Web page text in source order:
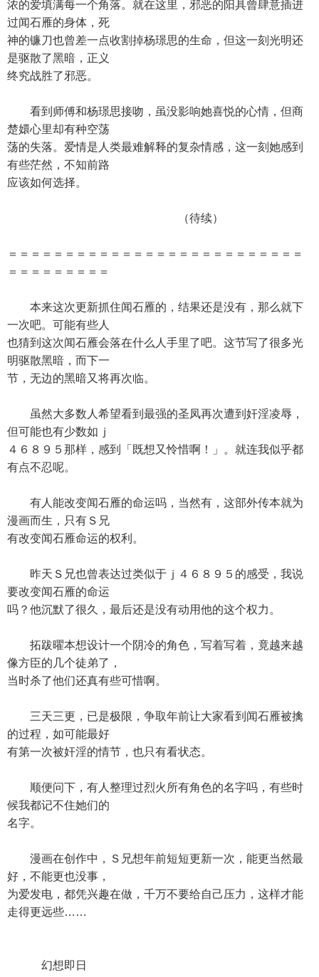
浓的爱填满每一个角落。就在这里，邪恶的阳具曾肆意插进
过闻石雁的身体，死
神的镰刀也曾差一点收割掉杨璟思的生命，但这一刻光明还
是驱散了黑暗，正义
终究战胜了邪恶。
看到师傅和杨璟思接吻，虽没影响她喜悦的心情，但商
楚嬛心里却有种空荡
荡的失落。爱情是人类最难解释的复杂情感，这一刻她感到
有些茫然，不知前路
应该如何选择。
（待续）
＝＝＝＝＝＝＝＝＝＝＝＝＝＝＝＝＝＝＝＝＝＝＝＝＝＝
＝＝＝＝＝＝＝＝＝
本来这次更新抓住闻石雁的，结果还是没有，那么就下
一次吧。可能有些人
也猜到这次闻石雁会落在什么人手里了吧。这节写了很多光
明驱散黑暗，而下一
节，无边的黑暗又将再次临。
虽然大多数人希望看到最强的圣凤再次遭到奸淫凌辱，
但可能也有少数如ｊ
４６８９５那样，感到「既想又怜惜啊！」。就连我似乎都
有点不忍呢。
有人能改变闻石雁的命运吗，当然有，这部外传本就为
漫画而生，只有Ｓ兄
有改变闻石雁命运的权利。
昨天Ｓ兄也曾表达过类似于ｊ４６８９５的感受，我说
要改变闻石雁的命运
吗？他沉默了很久，最后还是没有动用他的这个权力。
拓跋曜本想设计一个阴冷的角色，写着写着，竟越来越
像方臣的几个徒弟了，
当时杀了他们还真有些可惜啊。
三天三更，已是极限，争取年前让大家看到闻石雁被擒
的过程，如可能最好
有第一次被奸淫的情节，也只有看状态。
顺便问下，有人整理过烈火所有角色的名字吗，有些时
候我都记不住她们的
名字。
漫画在创作中，Ｓ兄想年前短短更新一次，能更当然最
好，不能更也没事，
为爱发电，都凭兴趣在做，千万不要给自己压力，这样才能
走得更远些……
幻想即日